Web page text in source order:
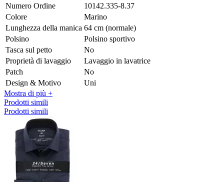
Numero Ordine
10142.335-8.37
Colore
Marino
Lunghezza della manica 64 cm (normale)
Polsino
Polsino sportivo
Tasca sul petto
No
Proprietà di lavaggio
Lavaggio in lavatrice
Patch
No
Design & Motivo
Uni
Mostra di più +
Prodotti simili
Prodotti simili